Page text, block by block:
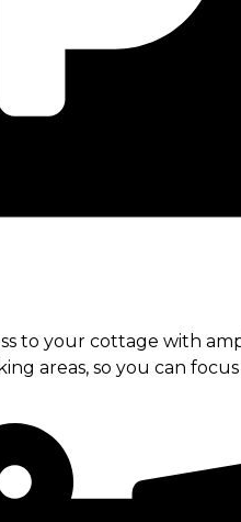
to your cottage with
areas, so you can